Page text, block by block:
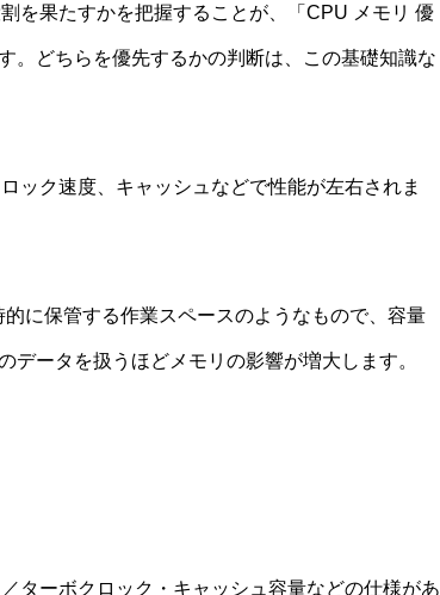
を果たすかを把握することが、「CPU メモリ 優
。どちらを優先するかの判断は、この基礎知識な
ック速度、キャッシュなどで性能が左右されま
に保管する作業スペースのようなもので、容量
ータを扱うほどメモリの影響が増大します。
ターボクロック・キャッシュ容量などの仕様があ